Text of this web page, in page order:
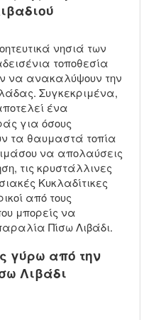
νησιά των
τοποθεσία
να ανακαλύψουν την
Συγκεκριμένα,
ένα
για όσους
τα θαυμαστά τοπία
να απολαύσεις
τις κρυστάλλινες
Κυκλαδίτικες
από τους
μπορείς να
Πίσω Λιβάδι.
γύρω από την
Λιβάδι